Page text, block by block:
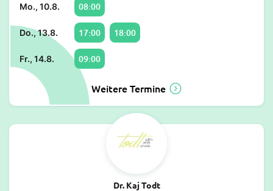
Mo., 10.8. 08:00
Do., 13.8. 17:00 18:00
Fr., 14.8. 09:00
Weitere Termine
Dr. Kaj Todt